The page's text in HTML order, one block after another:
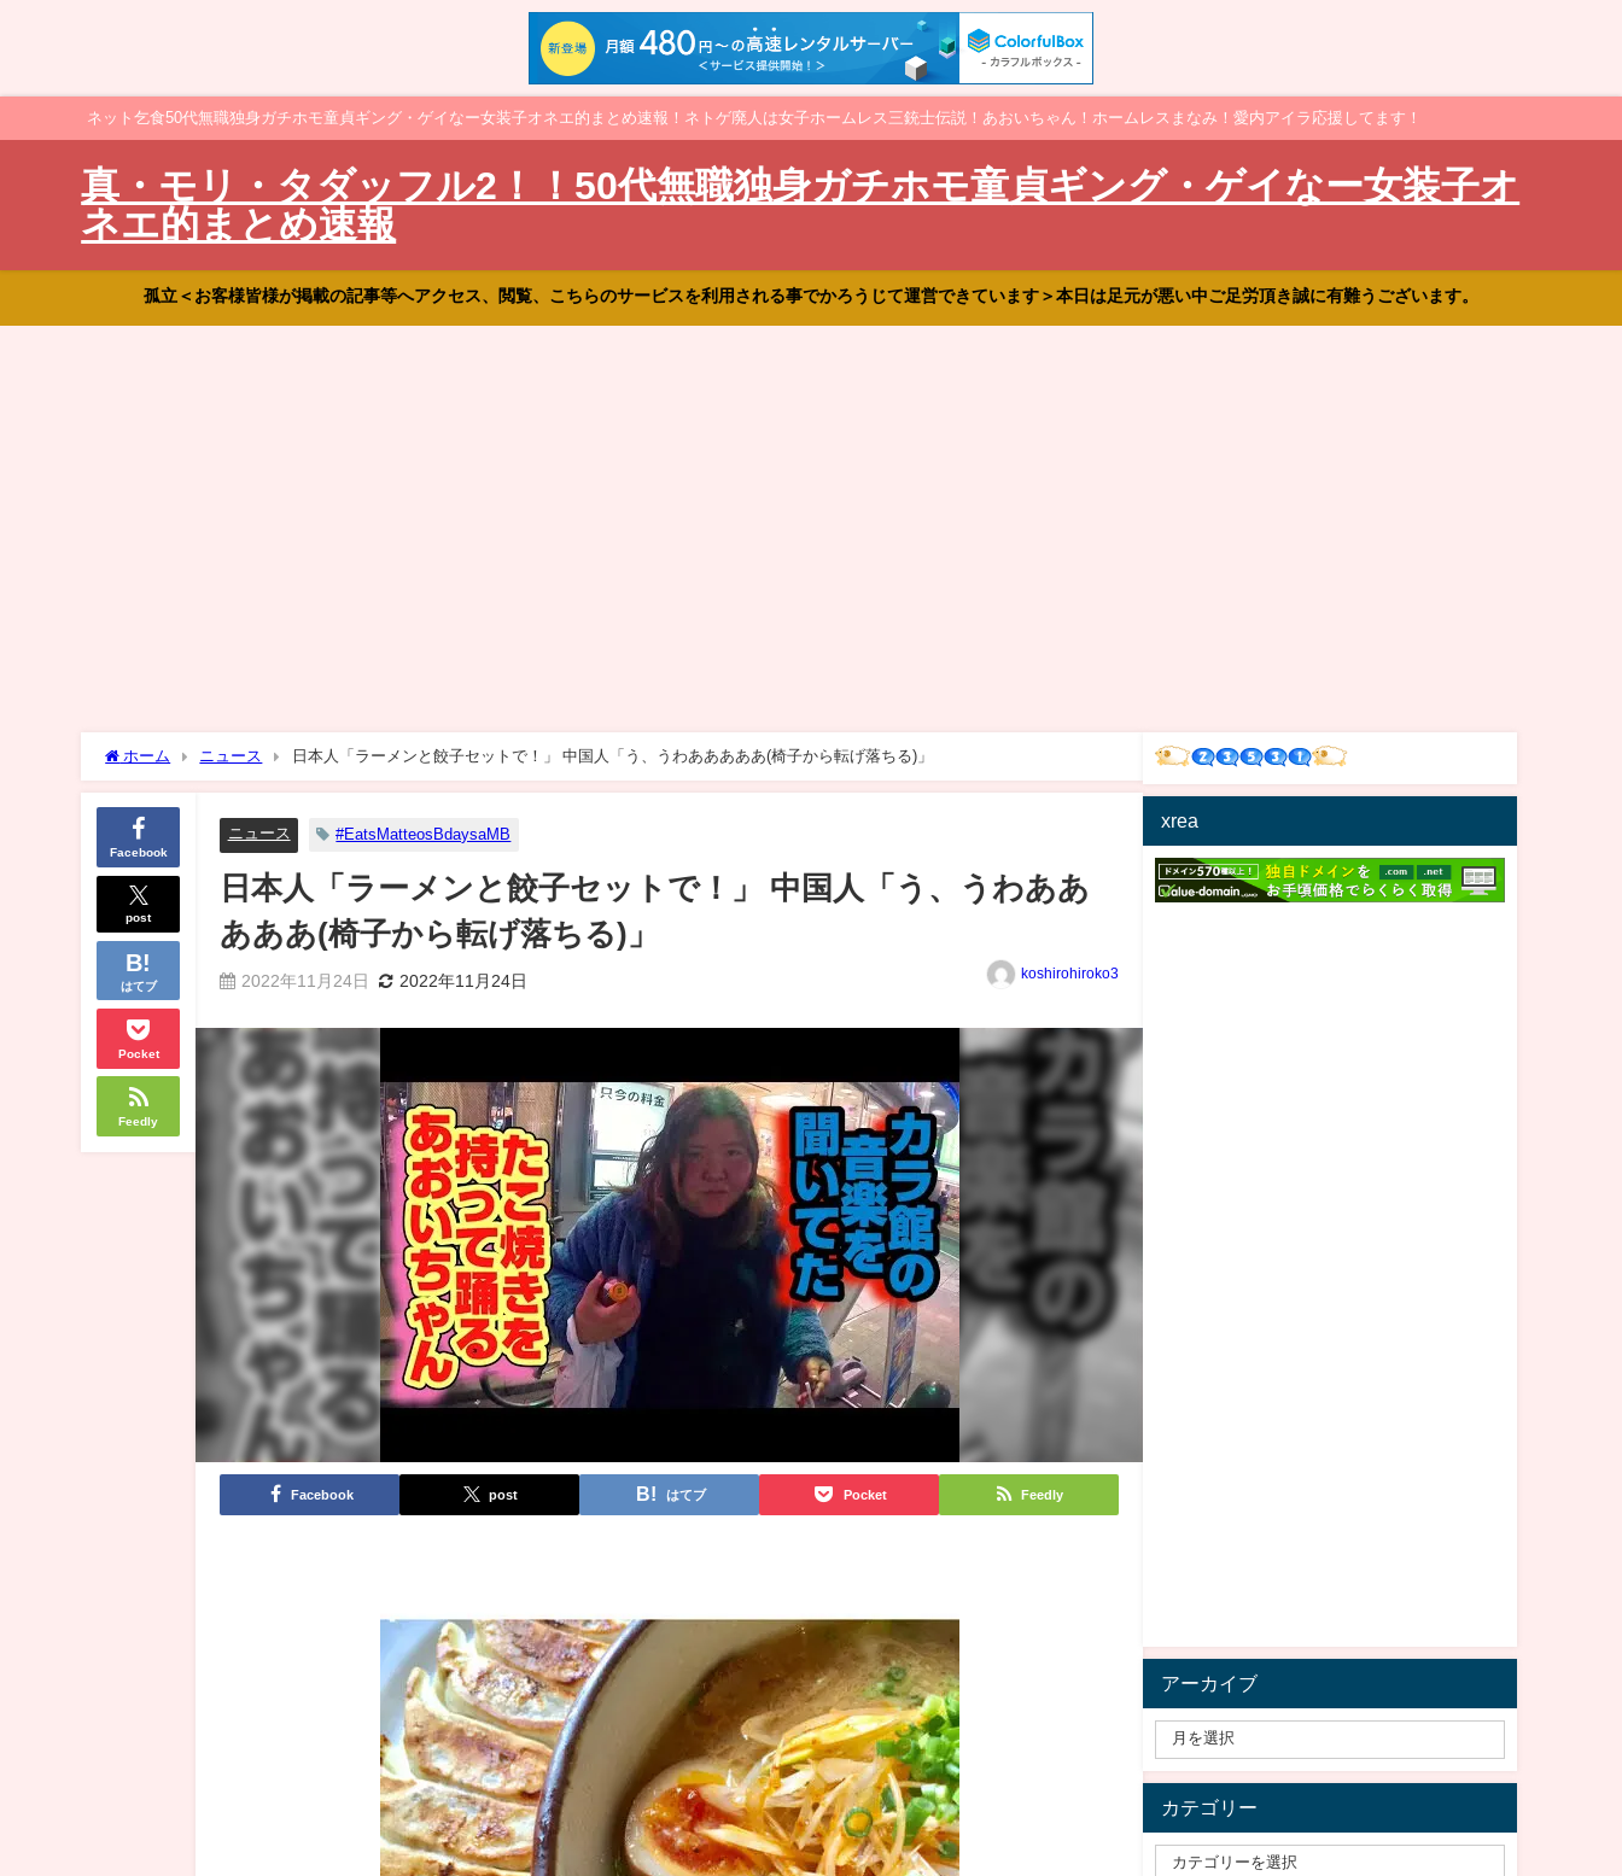
ネット乞食50代無職独身ガチホモ童貞ギング・ゲイなー女装子オネエ的まとめ速報！ネトゲ廃人は女子ホームレス三銃士伝説！あおいちゃん！ホームレスまなみ！愛内アイラ応援してます！
真・モリ・タダッフル2！！50代無職独身ガチホモ童貞ギング・ゲイなー女装子オ
ネエ的まとめ速報
孤立＜お客様皆様が掲載の記事等へアクセス、閲覧、こちらのサービスを利用される事でかろうじて運営できています＞本日は足元が悪い中ご足労頂き誠に有難うございます。
ホーム ニュース 日本人「ラーメンと餃子セットで！」 中国人「う、うわあああああ(椅子から転げ落ちる)」
Facebook
post
はてブ
Pocket
Feedly
ニュース #EatsMatteosBdaysaMB
日本人「ラーメンと餃子セットで！」 中国人「う、うわああ
あああ(椅子から転げ落ちる)」
2022年11月24日 2022年11月24日 koshirohiroko3
Facebook post はてブ Pocket Feedly
xrea
アーカイブ
カテゴリー